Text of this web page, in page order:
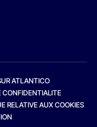
ATLANTICO
CONFIDENTIALITE
RELATIVE AUX COOKIES